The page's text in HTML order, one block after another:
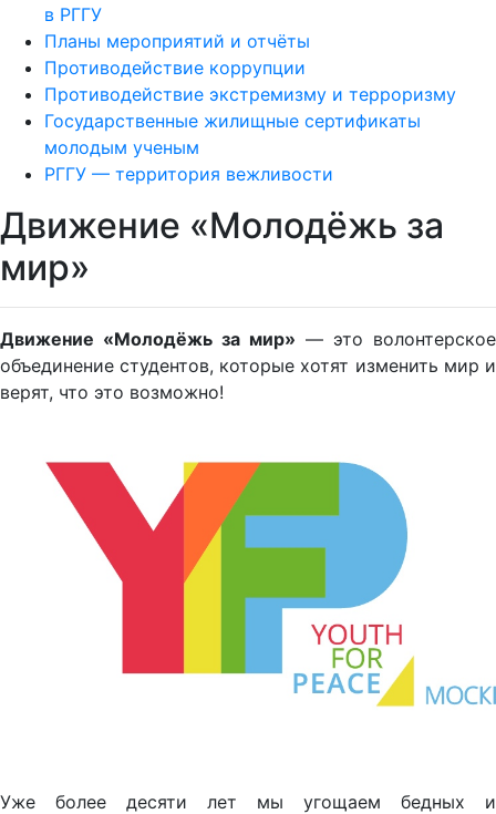
в РГГУ
Планы мероприятий и отчёты
Противодействие коррупции
Противодействие экстремизму и терроризму
Государственные жилищные сертификаты
молодым ученым
РГГУ — территория вежливости
Движение «Молодёжь за
мир»
Движение «Молодёжь за мир» — это волонтерское
объединение студентов, которые хотят изменить мир и
верят, что это возможно!
Уже более десяти лет мы угощаем бедных и